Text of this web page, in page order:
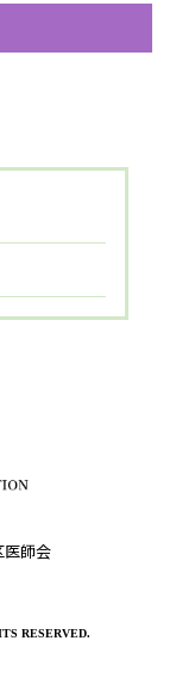
医師会
RESERVED.